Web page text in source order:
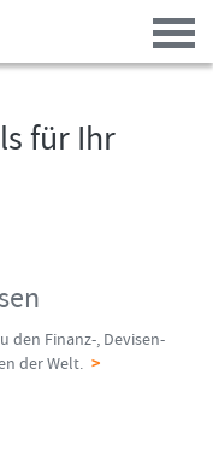
für Ihr
den Finanz-, Devisen-
der Welt. >